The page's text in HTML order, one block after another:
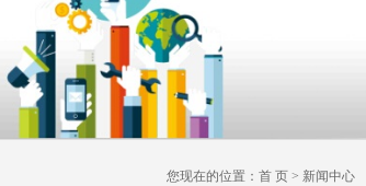
您现在的位置： 首 页 > 新闻中心